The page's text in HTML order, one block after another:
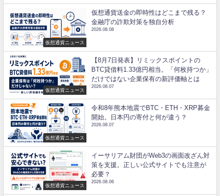
仮想通貨ニュース
仮想通貨送金の即時性はどこまで残る？
金融庁の詐欺対策を独自分析
2026.08.08
仮想通貨ニュース
【8月7日発表】リミックスポイントの
BTC貸借料1.33億円相当。「何枚持つか」
だけではない企業保有の新評価軸とは
2026.08.07
仮想通貨ニュース
令和8年熊本地震でBTC・ETH・XRP募金
開始。日本円の寄付と何が違う？
2026.08.07
仮想通貨ニュース
イーサリアム財団がWeb3の画面改ざん対
策を支援。正しい公式サイトでも注意が
必要？
2026.08.06